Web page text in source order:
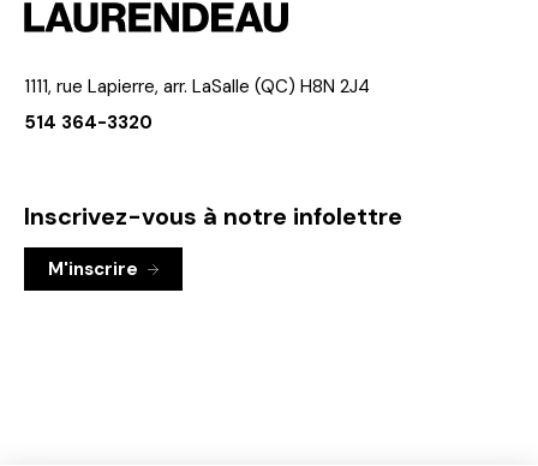
1111, rue Lapierre, arr. LaSalle (QC) H8N 2J4
514 364-3320
Inscrivez-vous à notre infolettre
M'inscrire